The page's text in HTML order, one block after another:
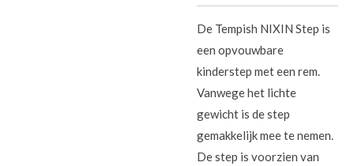
De Tempish NIXIN Step is
een opvouwbare
kinderstep met een rem.
Vanwege het lichte
gewicht is de step
gemakkelijk mee te nemen.
De step is voorzien van